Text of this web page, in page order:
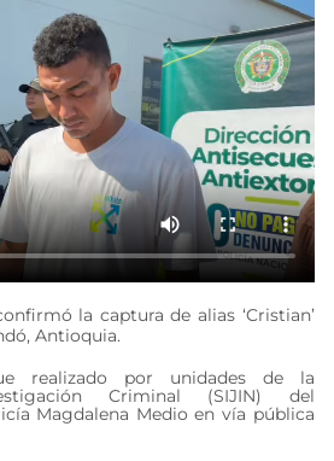
la captura de alias ‘Cristian’
Antioquia.
realizado por unidades de la
Criminal (SIJIN) del
Magdalena Medio en vía pública